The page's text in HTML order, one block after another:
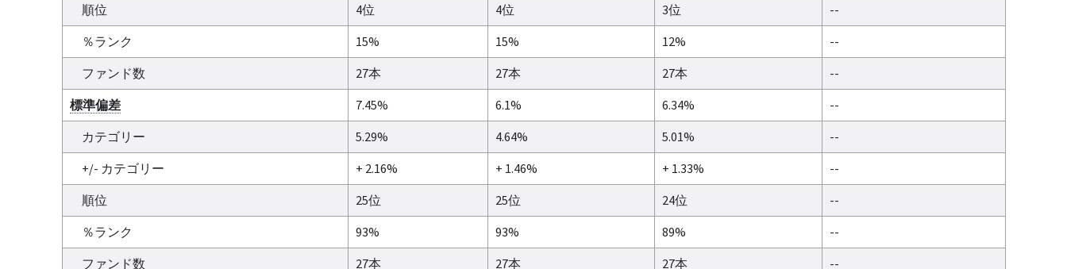
順位
4位 4位 3位
--
％ランク
15% 15% 12%
--
ファンド数
27本 27本 27本
--
標準偏差
7.45% 6.1% 6.34%
--
カテゴリー
5.29% 4.64% 5.01%
--
+/- カテゴリー
+ 2.16% + 1.46% + 1.33%
--
順位
25位 25位 24位
--
％ランク
93% 93% 89%
--
ファンド数
27本 27本 27本
--